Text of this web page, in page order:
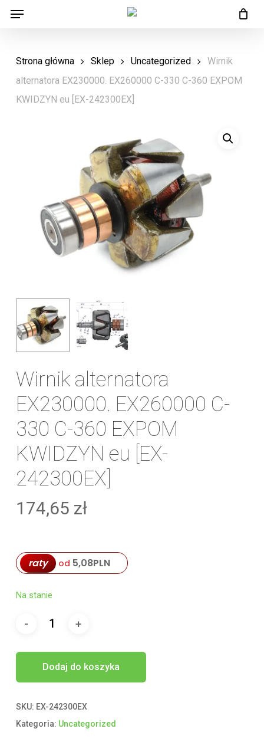
Skip
content
Menu
Strona główna Sklep Uncategorized
Wirnik
alternatora EX230000. EX260000 C-330 C-360 EXPOM
KWIDZYN eu [EX-242300EX]
Wirnik alternatora
EX230000. EX260000 C-
330 C-360 EXPOM
KWIDZYN eu [EX-
242300EX]
174,65 zł
raty od 5,08PLN
Na stanie
Dodaj do koszyka
SKU: EX-242300EX
Kategoria: Uncategorized
Menu